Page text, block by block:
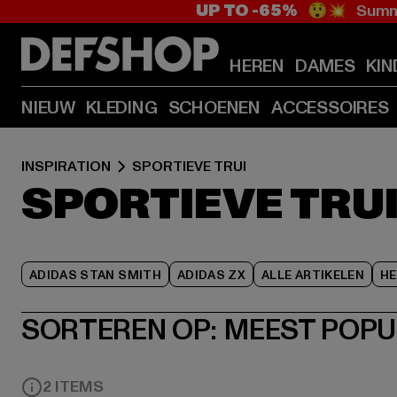
UP TO -65% 😲💥
HEREN DAMES
NIEUW KLEDING SCHOENEN ACCESSOIRES
INSPIRATION SPORTIEVE TRUI
SPORTIEVE TRUI
ADIDAS STAN SMITH ADIDAS ZX ALLE ARTIKELEN
SORTEREN OP: MEEST
2 ITEMS